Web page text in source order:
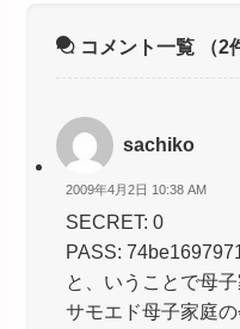
コメント一覧 （2
sachiko
2009年4月2日 10:38 AM
SECRET: 0
PASS:
と、いうことで母
サモエド母子家庭